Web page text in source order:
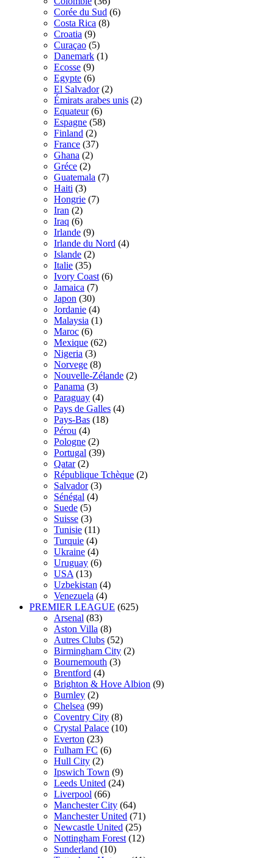
Corée du Sud (6)
Costa Rica (8)
Croatia (9)
Curaçao (5)
Danemark (1)
Ecosse (9)
Egypte (6)
El Salvador (2)
Émirats arabes unis (2)
Equateur (6)
Espagne (58)
Finland (2)
France (37)
Ghana (2)
Gréce (2)
Guatemala (7)
Haiti (3)
Hongrie (7)
Iran (2)
Iraq (6)
Irlande (9)
Irlande du Nord (4)
Islande (2)
Italie (35)
Ivory Coast (6)
Jamaica (7)
Japon (30)
Jordanie (4)
Malaysia (1)
Maroc (6)
Mexique (62)
Nigeria (3)
Norvege (8)
Nouvelle-Zélande (2)
Panama (3)
Paraguay (4)
Pays de Galles (4)
Pays-Bas (18)
Pérou (4)
Pologne (2)
Portugal (39)
Qatar (2)
République Tchèque (2)
Salvador (3)
Sénégal (4)
Suede (5)
Suisse (3)
Tunisie (11)
Turquie (4)
Ukraine (4)
Uruguay (6)
USA (13)
Uzbekistan (4)
Venezuela (4)
PREMIER LEAGUE (625)
Arsenal (83)
Aston Villa (8)
Autres Clubs (52)
Birmingham City (2)
Bournemouth (3)
Brentford (4)
Brighton & Hove Albion (9)
Burnley (2)
Chelsea (99)
Coventry City (8)
Crystal Palace (10)
Everton (23)
Fulham FC (6)
Hull City (2)
Ipswich Town (9)
Leeds United (24)
Liverpool (66)
Manchester City (64)
Manchester United (71)
Newcastle United (25)
Nottingham Forest (12)
Sunderland (10)